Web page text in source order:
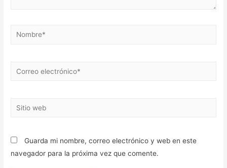
Nombre*
Correo
Sitio
Guarda mi nombre, correo electrónico y web en este
navegador para la próxima vez que comente.